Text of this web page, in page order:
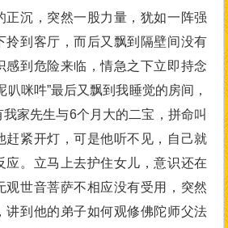
正沉，突然一股力量，犹如一阵强
拎到客厅，而后又飘到隔壁间没有
感到危险来临，情急之下立即持念
叭咪吽”最后又飘到我睡觉的房间，
家先生与6个月大的二宝，拼命叫
赶紧开灯，可是他听不见，自己就
应。立马上去护住女儿，意识还在
观世音菩萨不相应没有受用，突然
讲到他的弟子如何观修佛陀师父法